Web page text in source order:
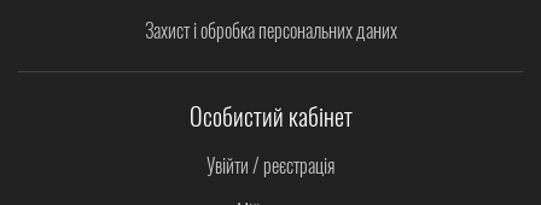
Захист і обробка персональних даних
Особистий кабінет
Увійти / реєстрація